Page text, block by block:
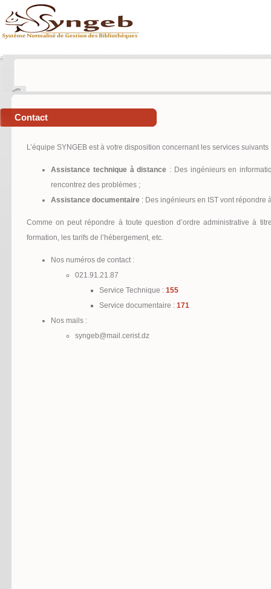
Contact
L’équipe SYNGEB est à votre disposition concernant les services suivants
Assistance technique à distance : Des ingénieurs en
rencontrez des problèmes ;
Assistance documentaire : Des ingénieurs en IST vont répondre
Comme on peut répondre à toute question d’ordre administrative à
formation, les tarifs de l’hébergement, etc.
Nos numéros de contact :
021.91.21.87
Service Technique : 155
Service documentaire : 171
Nos mails :
syngeb@mail.cerist.dz